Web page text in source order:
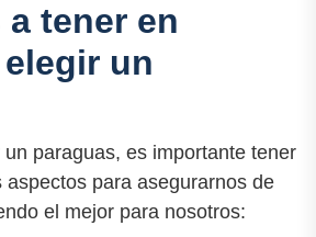
tener en
un
paraguas, es importante tener
aspectos para asegurarnos de
el mejor para nosotros: